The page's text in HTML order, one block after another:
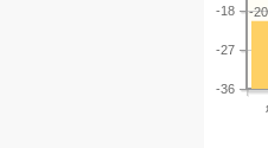
-36
-27
-18
-